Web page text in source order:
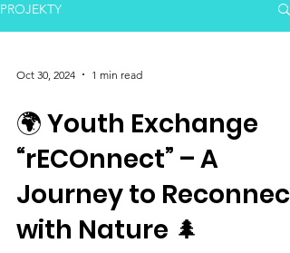
PROJEKTY
Oct 30, 2024 1 min read
🌍 Youth Exchange
“rECOnnect” – A
Journey to Reconnect
with Nature 🌲